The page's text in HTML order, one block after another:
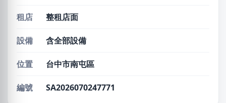
租店 整租店面
設備 含全部設備
位置 台中市南屯區
編號 SA2026070247771